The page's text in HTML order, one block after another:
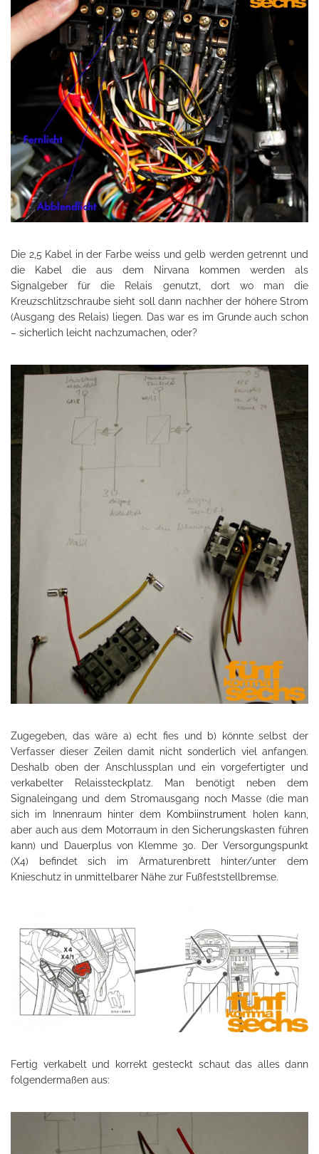
Die 2,5 Kabel in der Farbe weiss und gelb werden getrennt und
die Kabel die aus dem Nirvana kommen werden als
Signalgeber für die Relais genutzt, dort wo man die
Kreuzschlitzschraube sieht soll dann nachher der höhere Strom
(Ausgang des Relais) liegen. Das war es im Grunde auch schon
– sicherlich leicht nachzumachen, oder?
Zugegeben, das wäre a) echt fies und b) könnte selbst der
Verfasser dieser Zeilen damit nicht sonderlich viel anfangen.
Deshalb oben der Anschlussplan und ein vorgefertigter und
verkabelter Relaissteckplatz. Man benötigt neben dem
Signaleingang und dem Stromausgang noch Masse (die man
sich im Innenraum hinter dem Kombiinstrument holen kann,
aber auch aus dem Motorraum in den Sicherungskasten führen
kann) und Dauerplus von Klemme 30. Der Versorgungspunkt
(X4) befindet sich im Armaturenbrett hinter/unter dem
Knieschutz in unmittelbarer Nähe zur Fußfeststellbremse.
Fertig verkabelt und korrekt gesteckt schaut das alles dann
folgendermaßen aus: